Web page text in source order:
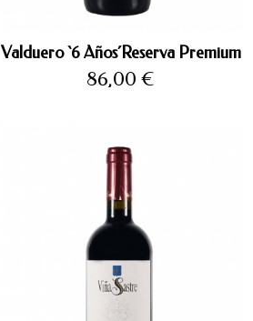
Valduero `6 Años´Reserva Premium
Precio
86,00 €